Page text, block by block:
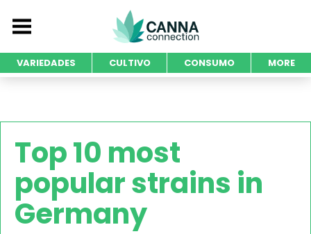
VARIEDADES CULTIVO CONSUMO MORE
Top 10 most
popular strains in
Germany